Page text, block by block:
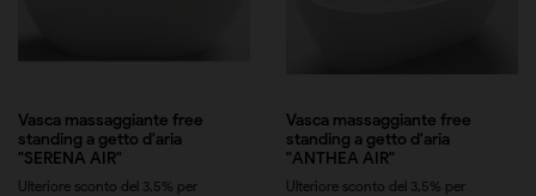
Vasca massaggiante free
standing a getto d'aria
"SERENA AIR"
Ulteriore sconto del 3,5% per
Vasca massaggiante free
standing a getto d'aria
"ANTHEA AIR"
Ulteriore sconto del 3,5% per